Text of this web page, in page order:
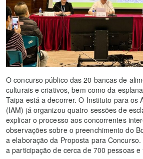
O concurso público das 20 bancas de
culturais e criativos, bem como da
Taipa está a decorrer. O Instituto para os
(IAM) já organizou quatro sessões de
explicar o processo aos concorrentes
observações sobre o preenchimento do
a elaboração da Proposta para
a participação de cerca de 700 pessoas